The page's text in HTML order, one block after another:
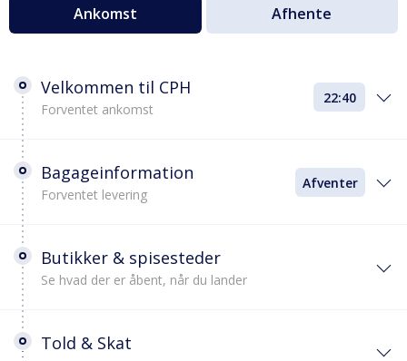
Ankomst Afhente
Velkommen til CPH
Forventet ankomst
22:40
Bagageinformation
Forventet levering
Afventer
Butikker & spisesteder
Se hvad der er åbent, når du lander
Told & Skat